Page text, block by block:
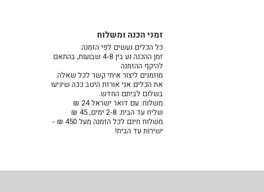
זמני הכנה ומשלוח
כל הכלים נעשים לפי הזמנה.
זמן ההכנה נע בין 4-8 שבועות, בהתאם
להיקף ההזמנה
מוזמנים ליצור איתי קשר לכל שאלה.
את הכלים אני אורזת היטב ככה שיגיעו
בשלום לביתם החדש.
משלוח: עם דואר ישראל 24 ₪
שליח עד הבית: 2-8 ימים, 45 ₪
משלוח חינם לכל הזמנה מעל 450 ₪ -
ישירות עד הבית!